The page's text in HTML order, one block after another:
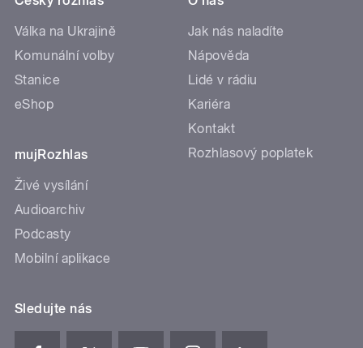
Válka na Ukrajině
Komunální volby
Stanice
eShop
mujRozhlas
Živé vysílání
Audioarchiv
Podcasty
Mobilní aplikace
Jak nás naladíte
Nápověda
Lidé v rádiu
Kariéra
Kontakt
Rozhlasový poplatek
Sledujte nás